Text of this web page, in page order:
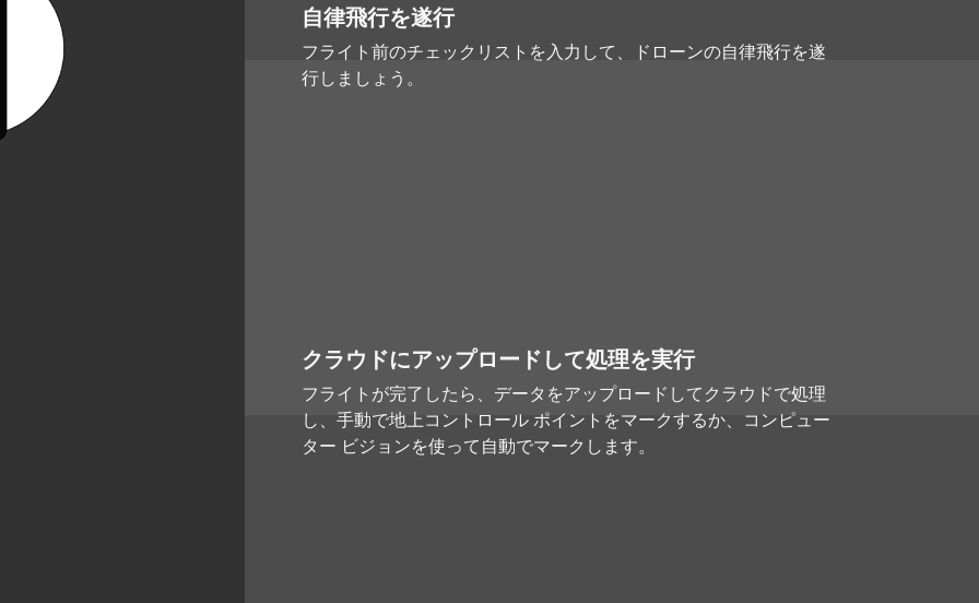
自律飛行を遂行
フライト前のチェックリストを入力して、ドローンの自律飛行を遂
行しましょう。
クラウドにアップロードして処理を実行
フライトが完了したら、データをアップロードしてクラウドで処理
し、手動で地上コントロール ポイントをマークするか、コンピュー
ター ビジョンを使って自動でマークします。